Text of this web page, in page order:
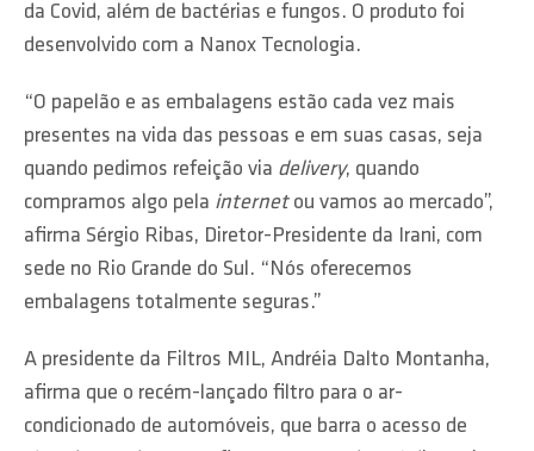
da Covid, além de bactérias e fungos. O produto foi
desenvolvido com a Nanox Tecnologia.
“O papelão e as embalagens estão cada vez mais
presentes na vida das pessoas e em suas casas, seja
quando pedimos refeição via delivery, quando
compramos algo pela internetou vamos ao mercado”,
afirma Sérgio Ribas, Diretor-Presidente da Irani, com
sede no Rio Grande do Sul. “Nós oferecemos
embalagens totalmente seguras.”
A presidente da Filtros MIL, Andréia Dalto Montanha,
afirma que o recém-lançado filtro para o ar-
condicionado de automóveis, que barra o acesso de